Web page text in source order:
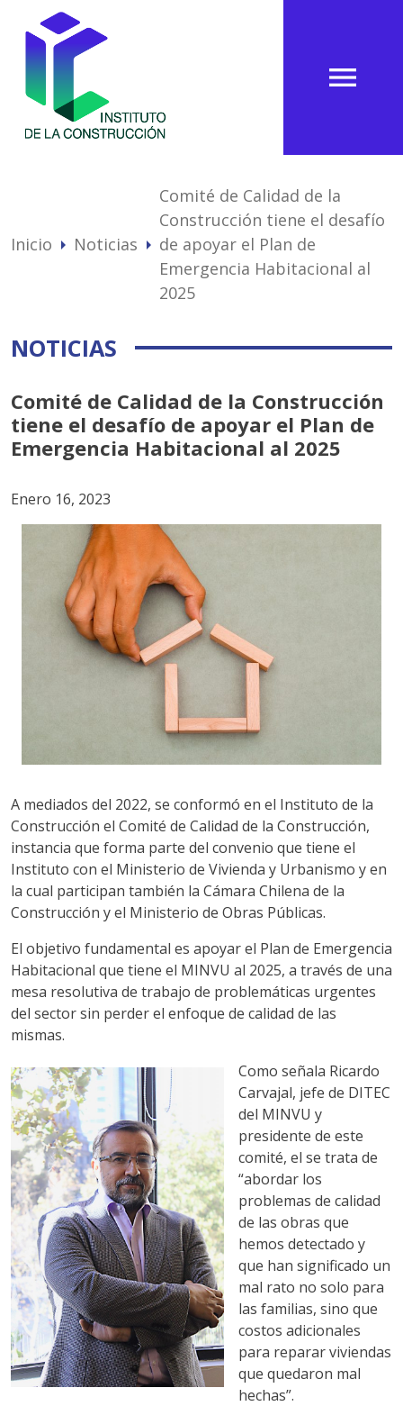
menu
Inicio arrow_right Noticias arrow_right
Comité de Calidad de la
Construcción tiene el desafío
de apoyar el Plan de
Emergencia Habitacional al
2025
NOTICIAS
Comité de Calidad de la Construcción
tiene el desafío de apoyar el Plan de
Emergencia Habitacional al 2025
Enero 16, 2023
A mediados del 2022, se conformó en el Instituto de la
Construcción el Comité de Calidad de la Construcción,
instancia que forma parte del convenio que tiene el
Instituto con el Ministerio de Vivienda y Urbanismo y en
la cual participan también la Cámara Chilena de la
Construcción y el Ministerio de Obras Públicas.
El objetivo fundamental es apoyar el Plan de Emergencia
Habitacional que tiene el MINVU al 2025, a través de una
mesa resolutiva de trabajo de problemáticas urgentes
del sector sin perder el enfoque de calidad de las
mismas.
Como señala Ricardo
Carvajal, jefe de DITEC
del MINVU y
presidente de este
comité, el se trata de
“abordar los
problemas de calidad
de las obras que
hemos detectado y
que han significado un
mal rato no solo para
las familias, sino que
costos adicionales
para reparar viviendas
que quedaron mal
hechas”.